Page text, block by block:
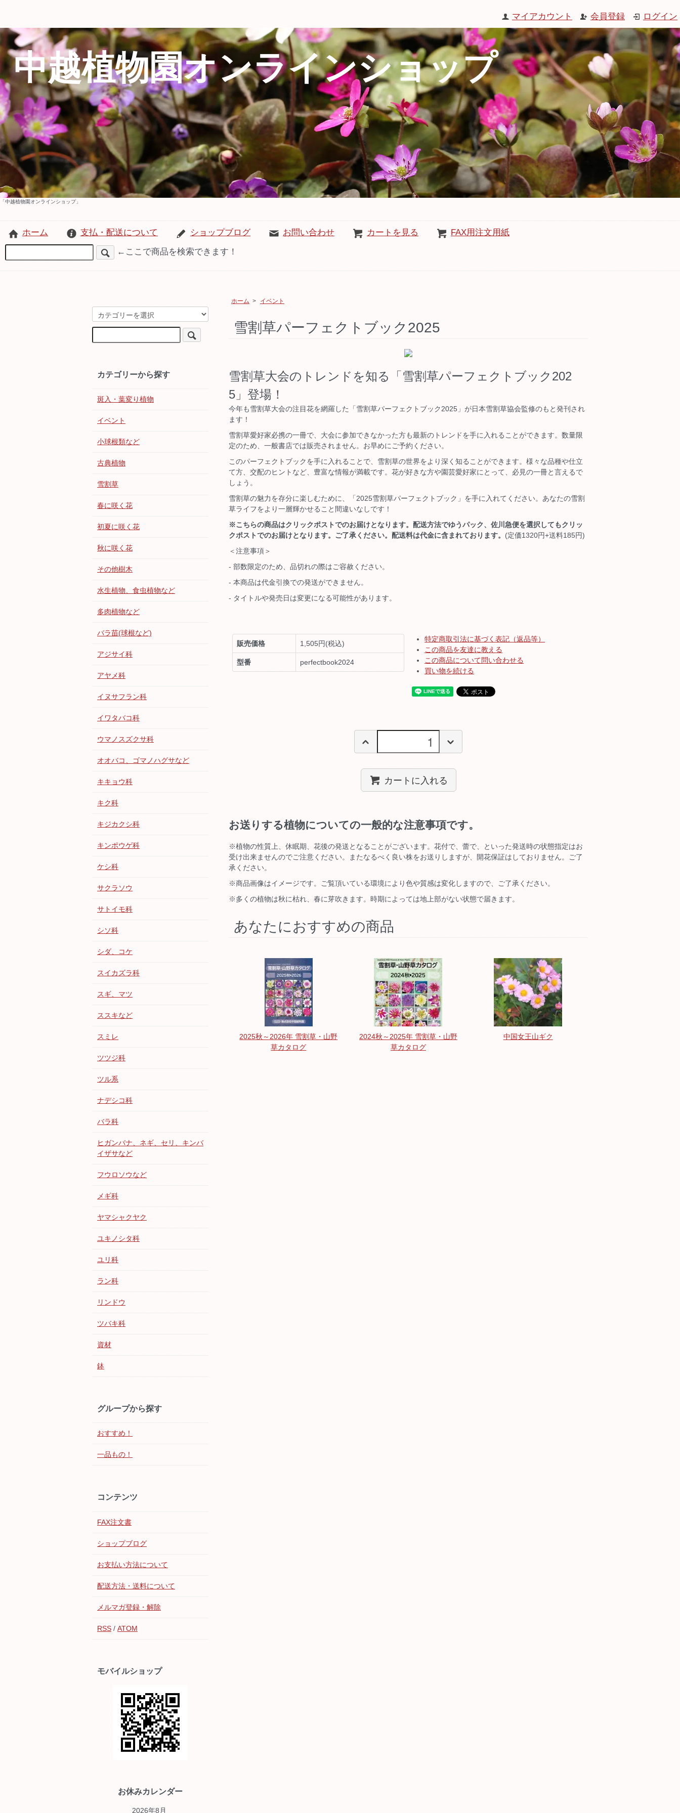
マイアカウント 会員登録 ログイン
中越植物園オンラインショップ
「中越植物園オンラインショップ」
ホーム 支払・配送について ショップブログ お問い合わせ カートを見る
FAX用注文用紙
←ここで商品を検索できます！
ホーム > イベント
雪割草パーフェクトブック2025
雪割草大会のトレンドを知る「雪割草パーフェクトブック202
5」登場！
今年も雪割草大会の注目花を網羅した「雪割草パーフェクトブック2025」が日本雪割草協会監修のもと発刊され
ます！
雪割草愛好家必携の一冊で、大会に参加できなかった方も最新のトレンドを手に入れることができます。数量限
定のため、一般書店では販売されません。お早めにご予約ください。
このパーフェクトブックを手に入れることで、雪割草の世界をより深く知ることができます。様々な品種や仕立
て方、交配のヒントなど、豊富な情報が満載です。花が好きな方や園芸愛好家にとって、必見の一冊と言えるで
しょう。
雪割草の魅力を存分に楽しむために、「2025雪割草パーフェクトブック」を手に入れてください。あなたの雪割
草ライフをより一層輝かせること間違いなしです！
※こちらの商品はクリックポストでのお届けとなります。配送方法でゆうパック、佐川急便を選択してもクリッ
クポストでのお届けとなります。ご了承ください。配送料は代金に含まれております。 (定価1320円+送料185円)
＜注意事項＞
- 部数限定のため、品切れの際はご容赦ください。
- 本商品は代金引換での発送ができません。
- タイトルや発売日は変更になる可能性があります。
販売価格 1,505円(税込)
型番 perfectbook2024
特定商取引法に基づく表記（返品等）
この商品を友達に教える
この商品について問い合わせる
買い物を続ける
カートに入れる
お送りする植物についての一般的な注意事項です。
※植物の性質上、休眠期、花後の発送となることがございます。花付で、蕾で、といった発送時の状態指定はお
受け出来ませんのでご注意ください。またなるべく良い株をお送りしますが、開花保証はしておりません。ご了
承ください。
※商品画像はイメージです。ご覧頂いている環境により色や質感は変化しますので、ご了承ください。
※多くの植物は秋に枯れ、春に芽吹きます。時期によっては地上部がない状態で届きます。
あなたにおすすめの商品
2025秋～2026年 雪割草・山野
草カタログ
2024秋～2025年 雪割草・山野
草カタログ
中国女王山ギク
カテゴリーから探す
斑入・葉変り植物
イベント
小球根類など
古典植物
雪割草
春に咲く花
初夏に咲く花
秋に咲く花
その他樹木
水生植物、食虫植物など
多肉植物など
バラ苗(球根など)
アジサイ科
アヤメ科
イヌサフラン科
イワタバコ科
ウマノスズクサ科
オオバコ、ゴマノハグサなど
キキョウ科
キク科
キジカクシ科
キンポウゲ科
ケシ科
サクラソウ
サトイモ科
シソ科
シダ、コケ
スイカズラ科
スギ、マツ
ススキなど
スミレ
ツツジ科
ツル系
ナデシコ科
バラ科
ヒガンバナ、ネギ、セリ、キンバ
イザサなど
フウロソウなど
メギ科
ヤマシャクヤク
ユキノシタ科
ユリ科
ラン科
リンドウ
ツバキ科
資材
鉢
グループから探す
おすすめ！
一品もの！
コンテンツ
FAX注文書
ショップブログ
お支払い方法について
配送方法・送料について
メルマガ登録・解除
RSS / ATOM
モバイルショップ
お休みカレンダー
2026年8月